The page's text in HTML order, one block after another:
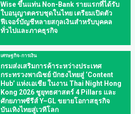
Wise ขึ้นแท่น Non-Bank รายแรกที่ได้รับ
ใบอนุญาตครบชุดในไทย เตรียมเปิดตัว
ฟีเจอร์บัญชีหลายสกุลเงินสำหรับบุคคล
ทั่วไปและภาคธุรกิจ
เศรษฐกิจ-การเงิน
กรมส่งเสริมการค้าระหว่างประเทศ
กระทรวงพาณิชย์ ปักธงไทยสู่ ‘Content
Hub’ แห่งเอเชีย ในงาน Thai Night Hong
Kong 2026 ชูยุทธศาสตร์ 4 Pillars และ
ศักยภาพซีรีส์ Y–GL ขยายโอกาสธุรกิจ
บันเทิงไทยสู่เวทีโลก